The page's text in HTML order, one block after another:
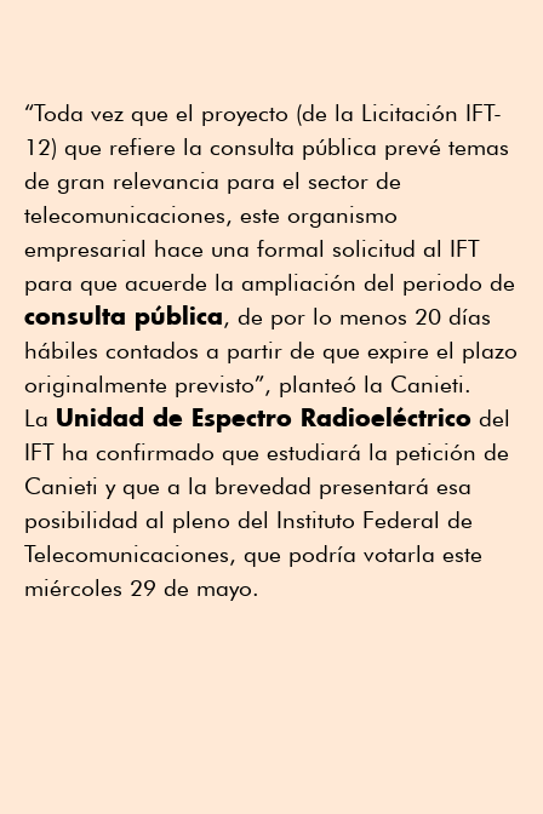
“Toda vez que el proyecto (de la Licitación IFT-
12) que refiere la consulta pública prevé temas
de gran relevancia para el sector de
telecomunicaciones, este organismo
empresarial hace una formal solicitud al IFT
para que acuerde la ampliación del periodo de
consulta pública, de por lo menos 20 días
hábiles contados a partir de que expire el plazo
originalmente previsto”, planteó la Canieti.
La Unidad de Espectro Radioeléctrico del
IFT ha confirmado que estudiará la petición de
Canieti y que a la brevedad presentará esa
posibilidad al pleno del Instituto Federal de
Telecomunicaciones, que podría votarla este
miércoles 29 de mayo.